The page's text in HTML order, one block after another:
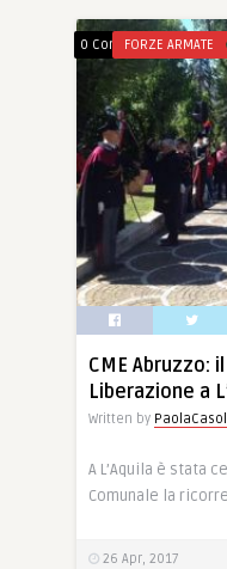
0 CommentsFORZE ARMATE
CME Abruzzo:
Liberazione a
Written by
A L’Aquila è stata
Comunale la
26 Apr, 2017